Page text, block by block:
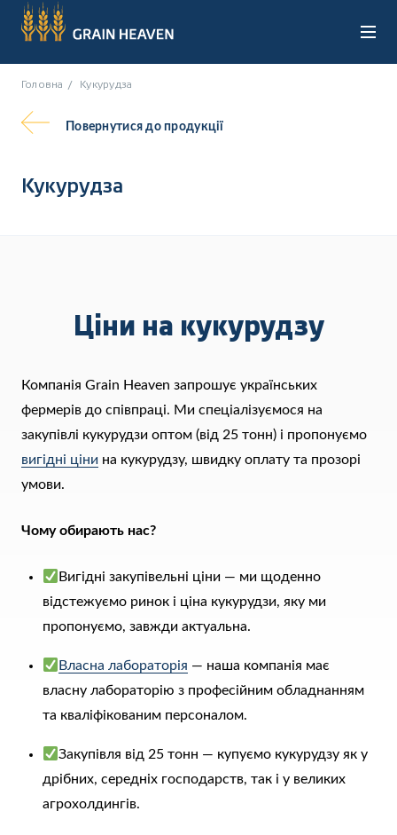
UA
Головна Кукурудза
Повернутисядо продукції
Кукурудза
Ціни на кукурудзу
Компанія Grain Heaven запрошує українських
фермерів до співпраці. Ми спеціалізуємося на
закупівлі кукурудзи оптом (від 25 тонн) і пропонуємо
вигідні ціни на кукурудзу, швидку оплату та прозорі
умови.
Чому обирають нас?
Вигідні закупівельні ціни — ми щоденно
відстежуємо ринок і ціна кукурудзи, яку ми
пропонуємо, завжди актуальна.
Власна лабораторія — наша компанія має
власну лабораторію з професійним обладнанням
та кваліфікованим персоналом.
Закупівля від 25 тонн — купуємо кукурудзу як у
дрібних, середніх господарств, так і у великих
агрохолдингів.